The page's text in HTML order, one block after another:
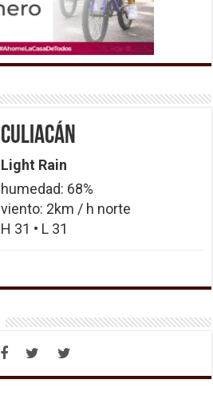
Culiacán
Light Rain
humedad: 68%
viento: 2km / h norte
H 31 • L 31